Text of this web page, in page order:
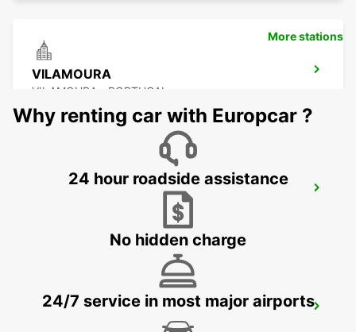
VILAMOURA
VILAMOURA - PORTUGAL
ALBUFEIRA PINE CLIFFS
ALBUFEIRA
More stations
Why renting car with Europcar ?
24 hour roadside assistance
No hidden charge
24/7 service in most major airports